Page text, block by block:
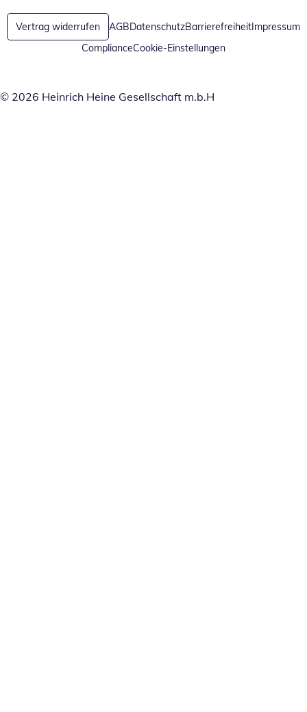
Vertrag widerrufen AGBDatenschutzBarrierefreiheitImpressum
ComplianceCookie-Einstellungen
© 2026 Heinrich Heine Gesellschaft m.b.H